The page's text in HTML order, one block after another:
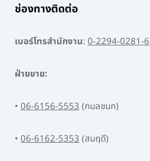
ช่องทางติดต่อ
เบอร์โทรสำนักงาน: 0-2294-0281-6
ฝ่ายขาย:
• 06-6156-5553(กมลชนก)
• 06-6162-5353(สมฤดี)